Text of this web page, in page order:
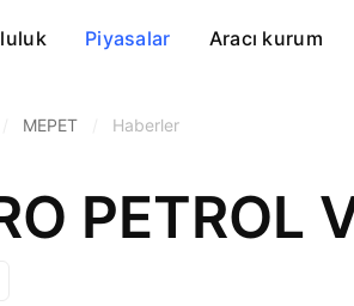
Piyasalar Aracı kurum
MEPET Haberler